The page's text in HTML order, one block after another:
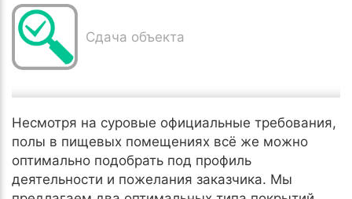
Сдача объекта
Несмотря на суровые официальные требования,
полы в пищевых помещениях всё же можно
оптимально подобрать под профиль
деятельности и пожелания заказчика. Мы